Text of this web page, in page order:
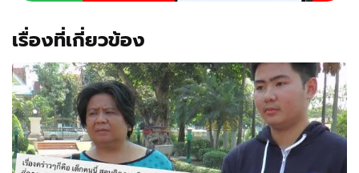
เรื่องที่เกี่ยวข้อง